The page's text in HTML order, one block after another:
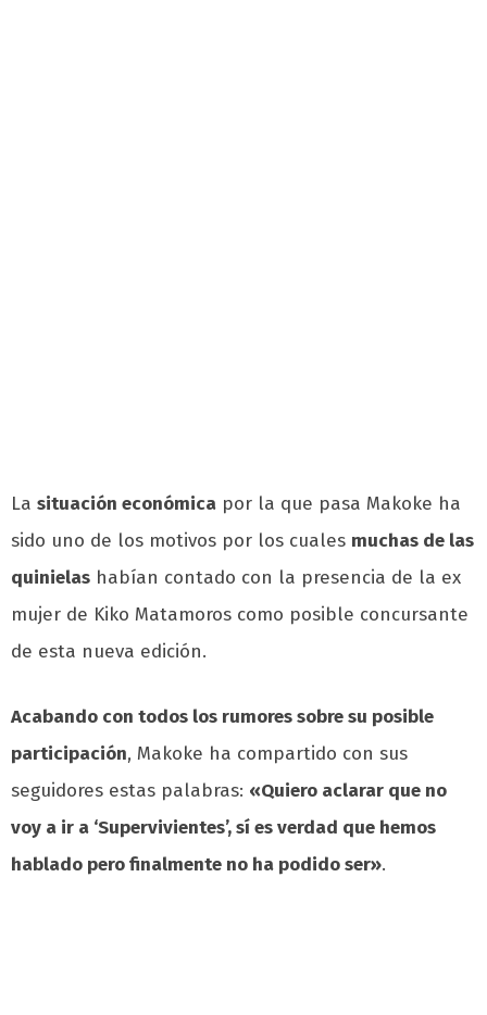
La situación económica por la que pasa Makoke ha
sido uno de los motivos por los cuales muchas de las
quinielas habían contado con la presencia de la ex
mujer de Kiko Matamoros como posible concursante
de esta nueva edición.
Acabando con todos los rumores sobre su posible
participación, Makoke ha compartido con sus
seguidores estas palabras: «Quiero aclarar que no
voy a ir a ‘Supervivientes’, sí es verdad que hemos
hablado pero finalmente no ha podido ser».